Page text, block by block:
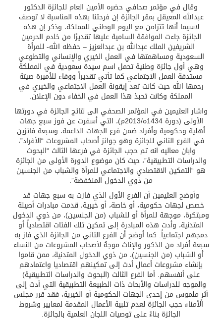
وقال في مؤتمر صحافي حضره الأمين العام للجائزة الدكتور
عبدالله المعيقل بمقر الجائزة إن فرحتنا بهذه المناسبة لا توصف
لاسيما أنها تتزامن مع اليوم الوطني للمملكة، وذكر إن هذه
الجائزة جاءت الموافقة السامية عليها تقديرًا من خادم الحرمين
الشريفين الملك عبدالله بن عبدالعزيز – حفظه الله- للمرأة
السعودية ومساهمتها في العمل الخيري والإنساني والتطوعي
وهي أول جائزة وطنية تحمل اسم سيدة سعودية في المملكة
مستدفة العمل الاجتماعي كما تأتي تقديراً ووفاء للأميرة صيتة
رحمها الله حيث كانت تعد إيقونة العمل الاجتماعي والخيري في
المملكة وكانت تحبذ هذا العمل في الخفاء دون الإعلان.
واشار العثيمين في المؤتمر الصحفي الى نتائج الجائزة في دورتها
الأولى (دورة 1434ه/2013م)، التي أسفرت عن فوز سبع جهات
أهلية وحكومية وأفراد ضمن فرع الجهات الداعمة، وسبعة فائزين
في الفرع الثاني للجائزة وهو جوائز أصحاب المشروعات “الأفراد”،
وابان معاليه انه تم حجب الجائزة في فرعها الثالث “البحوث
والدراسات التطبيقية”، حيث كان موضوع الدورة الأولى من الجائزة
هو “التمكين الاقتصادي والاجتماعي للمرأة والشباب من الجنسين
من ذوي الدخول المنخفضة”.
وأوضح العثيمين أن الفرع الأول الذي فازت به سبع جهات قد
خصص لجهات حكومية، أو خاصة، أو خيرية، قدمت مبادرات أصيلة
ومبتكرة، موجهة للمرأة أو للشباب (من الجنسين)، من ذوي الدخول
المتدنية، وأدت هذه المبادرة إلى تمكين تلك الفئات اقتصادياً أو
دمجهم اجتماعياً. كما أوضح أن الفرع الثاني من الجائزة الذي فاز به
سبعة أفراد من الذكور والإناث موجهٌ لأصحاب المشروعات من النساء
أو الشباب (من الجنسين)، من ذوي الدخول المتدنية، ممن قاموا
بإنشاء مشروعات أعمال أدت إلى تمكينهم اقتصاديا واعتمادهم
على أنفسهم. أما الفرع الثالث (البحوث والدراسات التطبيقية)
والموجه للدراسات والأبحاث ذات الطبيعة التطبيقية التي أدت إلى
أثرٍ ملموس من إحدى الجهات الحكومية أو الخيرية، فقد قرر مجلس
الأمناء حجب الجائزة لعدم تلبية الأعمال المقدمة لمعايير وشروط
الجائزة بناءً على توصيات اللجان العلمية بالجائزة.